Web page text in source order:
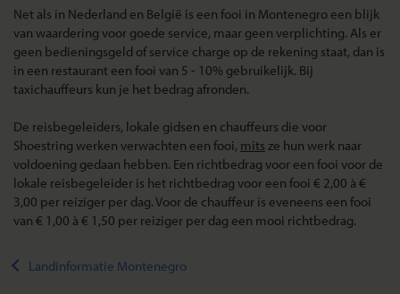
Net als in Nederland en België is een fooi in Montenegro een blijk
van waardering voor goede service, maar geen verplichting. Als er
geen bedieningsgeld of service charge op de rekening staat, dan is
in een restaurant een fooi van 5 - 10% gebruikelijk. Bij
taxichauffeurs kun je het bedrag afronden.
De reisbegeleiders, lokale gidsen en chauffeurs die voor
Shoestring werken verwachten een fooi, mits ze hun werk naar
voldoening gedaan hebben. Een richtbedrag voor een fooi voor de
lokale reisbegeleider is het richtbedrag voor een fooi € 2,00 à €
3,00 per reiziger per dag. Voor de chauffeur is eveneens een fooi
van € 1,00 à € 1,50 per reiziger per dag een mooi richtbedrag.
Landinformatie Montenegro